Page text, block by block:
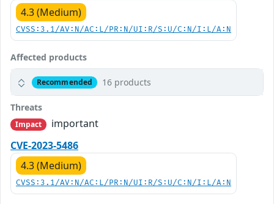
4.3 (Medium)
CVSS:3.1/AV:N/AC:L/PR:N/UI:R/S:U/C:N/I:L/A:N
Affected products
Recommended 16 products
Threats
Impact
important
CVE-2023-5486
4.3 (Medium)
CVSS:3.1/AV:N/AC:L/PR:N/UI:R/S:U/C:N/I:L/A:N